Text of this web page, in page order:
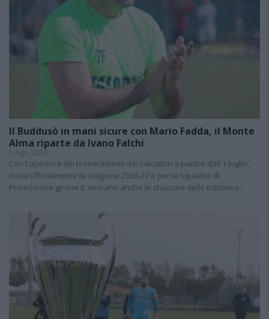
Il Buddusò in mani sicure con Mario Fadda, il Monte
Alma riparte da Ivano Falchi
5 Ago 2026
Con l'apertura dei tesseramenti dei calciatori a partire dall'1 luglio,
inizia ufficialmente la stagione 2026-27 e per le squadre di
Promozione girone B arrivano anche le chiusure delle trattative…